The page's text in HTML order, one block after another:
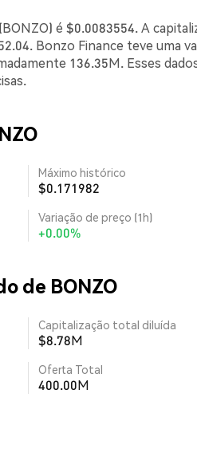
é $0.0083554. A
Bonzo Finance teve uma
136.35M. Esses
Máximo histórico
$0.171982
Variação de preço (1h)
+0.00%
de BONZO
Capitalização total diluída
$8.78M
Oferta Total
400.00M